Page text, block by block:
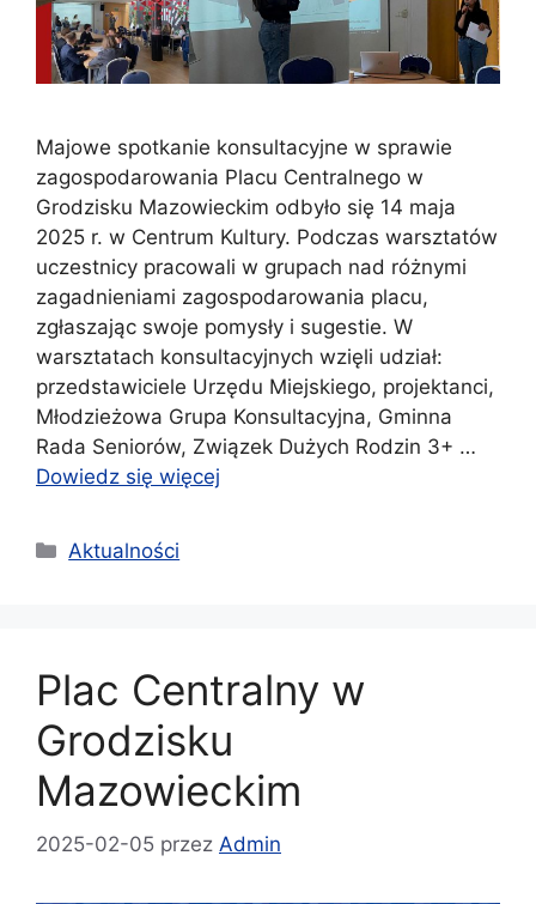
Majowe spotkanie konsultacyjne w sprawie
zagospodarowania Placu Centralnego w
Grodzisku Mazowieckim odbyło się 14 maja
2025 r. w Centrum Kultury. Podczas warsztatów
uczestnicy pracowali w grupach nad różnymi
zagadnieniami zagospodarowania placu,
zgłaszając swoje pomysły i sugestie. W
warsztatach konsultacyjnych wzięli udział:
przedstawiciele Urzędu Miejskiego, projektanci,
Młodzieżowa Grupa Konsultacyjna, Gminna
Rada Seniorów, Związek Dużych Rodzin 3+ …
Dowiedz się więcej
Kategorie
Aktualności
Plac Centralny w
Grodzisku
Mazowieckim
2025-02-05 przez Admin